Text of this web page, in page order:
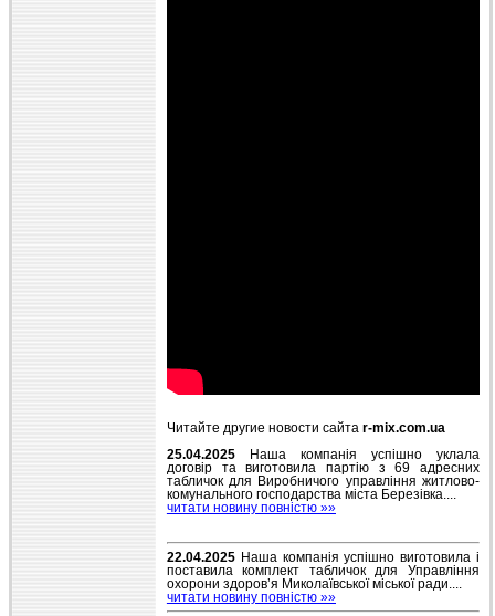
Читайте другие новости сайта r-mix.com.ua
25.04.2025
Наша компанія успішно уклала
договір та виготовила партію з 69 адресних
табличок для Виробничого управління житлово-
комунального господарства міста Березівка....
читати новину повністю »»
22.04.2025 Наша компанія успішно виготовила і
поставила комплект табличок для Управління
охорони здоров’я Миколаївської міської ради....
читати новину повністю »»